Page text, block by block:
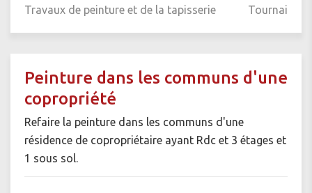
Travaux de peinture et de la tapisserie Tournai
Peinture dans les communs d'une
copropriété
Refaire la peinture dans les communs d'une
résidence de copropriétaire ayant Rdc et 3 étages et
1 sous sol.